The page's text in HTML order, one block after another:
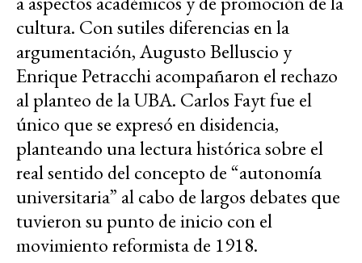
cultura. Con sutiles diferencias en la
argumentación, Augusto Belluscio y
Enrique Petracchi acompañaron el rechazo
al planteo de la UBA. Carlos Fayt fue el
único que se expresó en disidencia,
planteando una lectura histórica sobre el
real sentido del concepto de “autonomía
universitaria” al cabo de largos debates que
tuvieron su punto de inicio con el
movimiento reformista de 1918.